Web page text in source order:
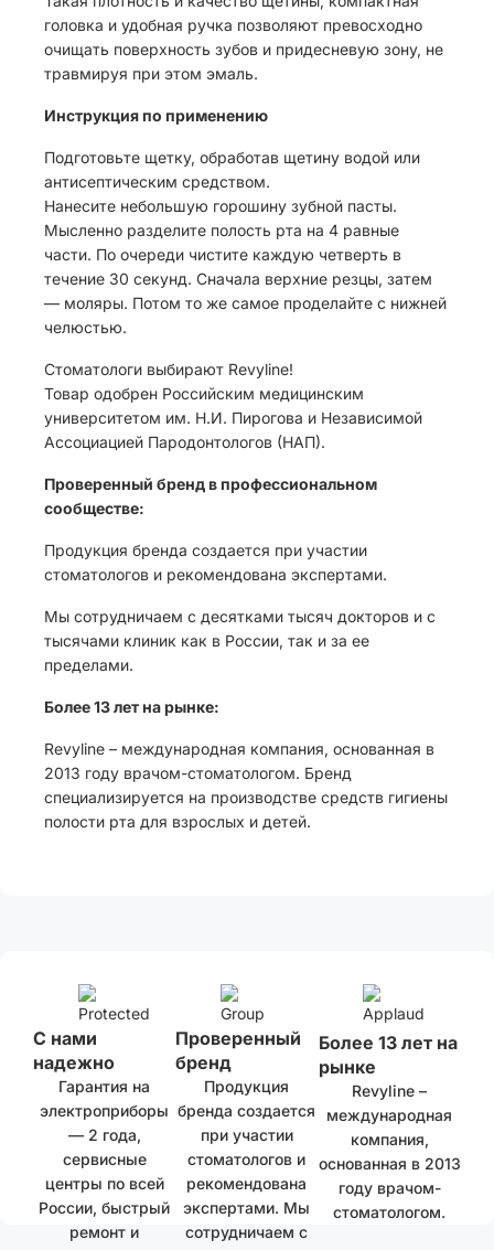
головка и удобная ручка позволяют превосходно
очищать поверхность зубов и придесневую зону, не
травмируя при этом эмаль.
Инструкция по применению
Подготовьте щетку, обработав щетину водой или
антисептическим средством.
Нанесите небольшую горошину зубной пасты.
Мысленно разделите полость рта на 4 равные
части. По очереди чистите каждую четверть в
течение 30 секунд. Сначала верхние резцы, затем
— моляры. Потом то же самое проделайте с нижней
челюстью.
Стоматологи выбирают Revyline!
Товар одобрен Российским медицинским
университетом им. Н.И. Пирогова и Независимой
Ассоциацией Пародонтологов (НАП).
Проверенный бренд в профессиональном
сообществе:
Продукция бренда создается при участии
стоматологов и рекомендована экспертами.
Мы сотрудничаем с десятками тысяч докторов и с
тысячами клиник как в России, так и за ее
пределами.
Более 13 лет на рынке:
Revyline – международная компания, основанная в
2013 году врачом-стоматологом. Бренд
специализируется на производстве средств гигиены
полости рта для взрослых и детей.
С нами
надежно
Гарантия на
электроприборы
— 2 года,
сервисные
центры по всей
России, быстрый
ремонт и
Проверенный
бренд
Продукция
бренда создается
при участии
стоматологов и
рекомендована
экспертами. Мы
сотрудничаем с
Более 13 лет на
рынке
Revyline –
международная
компания,
основанная в 2013
году врачом-
стоматологом.